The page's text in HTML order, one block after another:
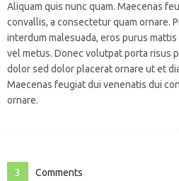
Aliquam quis nunc quam. Maecenas
convallis, a consectetur quam ornare.
interdum malesuada, eros purus
vel metus. Donec volutpat porta risus
dolor sed dolor placerat ornare ut et
Maecenas feugiat dui venenatis dui
ornare.
3 Comments